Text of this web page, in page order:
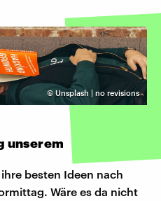
© Unsplash | no revisions
unserem
besten Ideen nach
Wäre es da nicht